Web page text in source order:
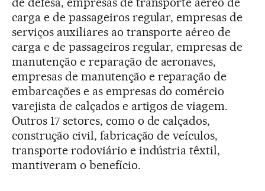
carga e de passageiros regular, empresas de
serviços auxiliares ao transporte aéreo de
carga e de passageiros regular, empresas de
manutenção e reparação de aeronaves,
empresas de manutenção e reparação de
embarcações e as empresas do comércio
varejista de calçados e artigos de viagem.
Outros 17 setores, como o de calçados,
construção civil, fabricação de veículos,
transporte rodoviário e indústria têxtil,
mantiveram o benefício.